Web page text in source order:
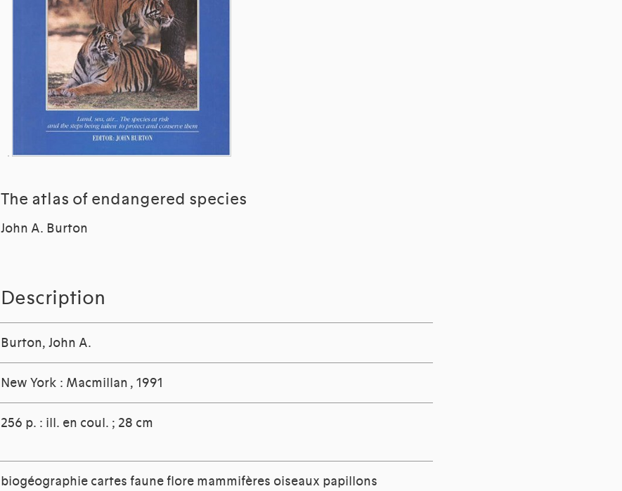
The atlas of endangered species
John A. Burton
Description
Burton, John A.
New York : Macmillan , 1991
256 p. : ill. en coul. ; 28 cm
biogéographie cartes faune flore mammifères oiseaux papillons